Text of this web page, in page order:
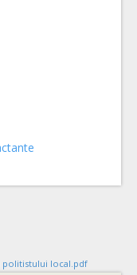
politistului local.pdf